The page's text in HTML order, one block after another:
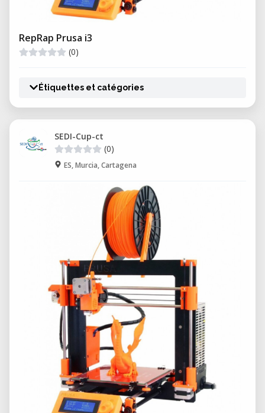
RepRap Prusa i3
(0)
Étiquettes et catégories
SEDI-Cup-ct
(0)
ES, Murcia, Cartagena